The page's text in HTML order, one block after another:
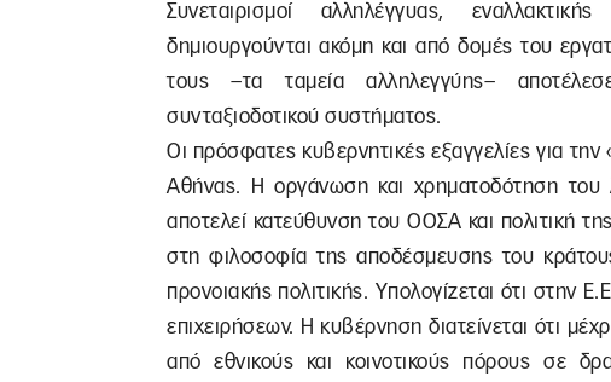
Συνεταιρισμοί αλληλέγγυας,
δημιουργούνται ακόμη και από δομές του
τους –τα ταμεία αλληλεγγύης–
συνταξιοδοτικού συστήματος.
Οι πρόσφατες κυβερνητικές εξαγγελίες για την
Αθήνας. Η οργάνωση και χρηματοδότηση του
αποτελεί κατεύθυνση του ΟΟΣΑ και πολιτική
στη φιλοσοφία της αποδέσμευσης του
προνοιακής πολιτικής. Υπολογίζεται ότι στην
επιχειρήσεων. Η κυβέρνηση διατείνεται ότι
από εθνικούς και κοινοτικούς πόρους σε